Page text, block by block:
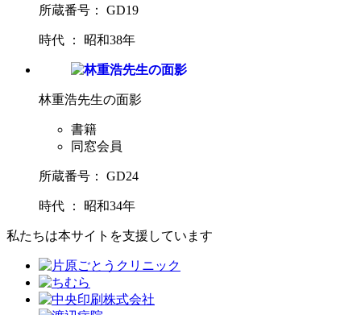
所蔵番号： GD19
時代 ： 昭和38年
林重浩先生の面影
書籍
同窓会員
所蔵番号： GD24
時代 ： 昭和34年
私たちは本サイトを支援しています